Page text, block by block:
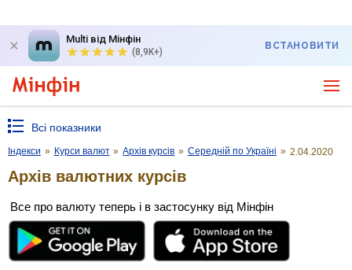
Multi від Мінфін
(8,9K+)
ВСТАНОВИТИ
Всі показники
Індекси » Курси валют » Архів курсів » Середній по Україні » 2.04.2020
Архів валютних курсів
Все про валюту теперь і в застосунку від Мінфін